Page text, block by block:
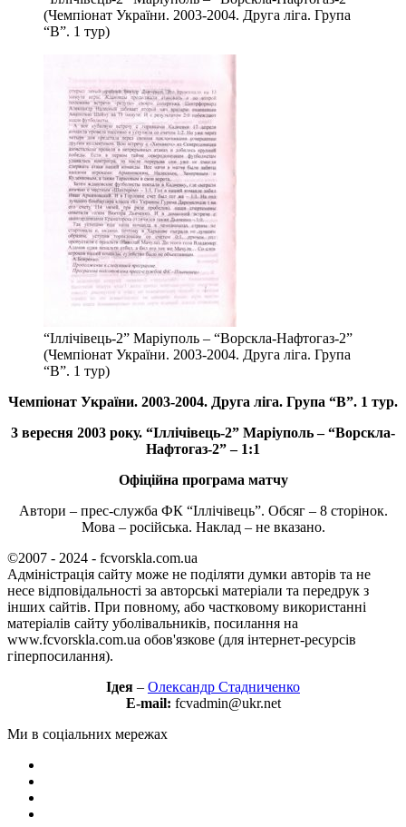
(Чемпіонат України. 2003-2004. Друга ліга. Група
“В”. 1 тур)
“Іллічівець-2” Маріуполь – “Ворскла-Нафтогаз-2”
(Чемпіонат України. 2003-2004. Друга ліга. Група
“В”. 1 тур)
Чемпіонат України. 2003-2004. Друга ліга. Група “В”. 1 тур.
3 вересня 2003 року. “Іллічівець-2” Маріуполь – “Ворскла-
Нафтогаз-2” – 1:1
Офіційна програма матчу
Автори – прес-служба ФК “Іллічівець”. Обсяг – 8 сторінок.
Мова – російська. Наклад – не вказано.
©2007 - 2024 - fcvorskla.com.ua
Адміністрація сайту може не поділяти думки авторів та не
несе відповідальності за авторські матеріали та передрук з
інших сайтів. При повному, або частковому використанні
матеріалів сайту уболівальників, посилання на
www.fcvorskla.com.ua обов'язкове (для інтернет-ресурсів
гіперпосилання).
Ідея – Олександр Стадниченко
E-mail: fcvadmin@ukr.net
Ми в соціальних мережах